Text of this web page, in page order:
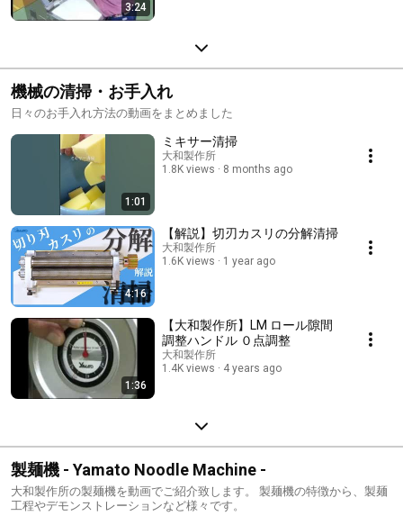
3:24
機械の清掃・お手入れ
日々のお手入れ方法の動画をまとめました
1:01
ミキサー清掃
大和製作所
1.8K views
8 months ago
4:16
【解説】切刃カスリの分解清掃
大和製作所
1.6K views
1 year ago
1:36
【大和製作所】LM ロール隙間
調整ハンドル ０点調整
大和製作所
1.4K views
4 years ago
製麺機 - Yamato Noodle Machine -
大和製作所の製麺機を動画でご紹介致します。 製麺機の特徴から、製麺
工程やデモンストレーションなど様々です。